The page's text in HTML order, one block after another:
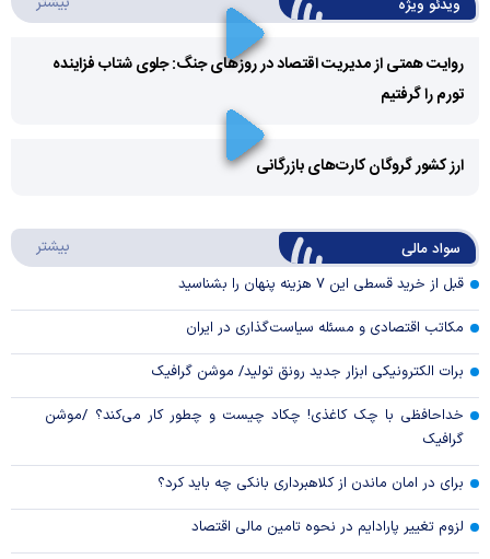
ویدئو ویژه
Play
Video
روایت همتی از مدیریت اقتصاد در روزهای جنگ: جلوی شتاب فزاینده
تورم را گرفتیم
Video
ارز کشور گروگان کارت‌های بازرگانی
سواد مالی بیشتر
قبل از خرید قسطی این ۷ هزینه پنهان را بشناسید
مکاتب اقتصادی و مسئله سیاست‌گذاری در ایران
برات الکترونیکی ابزار جدید رونق تولید/ موشن گرافیک
خداحافظی با چک کاغذی! چکاد چیست و چطور کار می‌کند؟ /موشن
گرافیک
برای در امان ماندن از کلاهبرداری بانکی چه باید کرد؟
لزوم تغییر پارادایم در نحوه تامین مالی اقتصاد